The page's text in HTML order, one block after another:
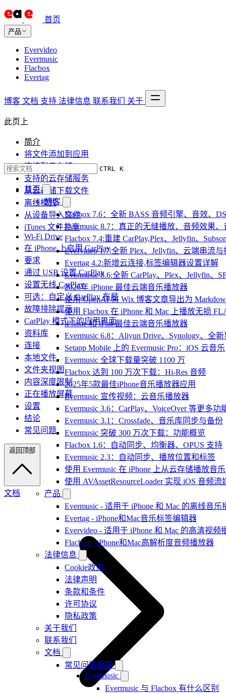
首页
产品
Evervideo
Evermusic
Flacbox
Evertag
博客 文档 支持 法律信息 联系我们 关于
CTRL K
首页
博客
Flacbox 7.6：全新 BASS 音频引擎、音效、
Evermusic 8.7：真正的无缝播放、音频效果
Flacbox 7.4:重建 CarPlay,Plex、Jellyfin、
Evervideo 1.7:全新 Plex、Jellyfin、云端串流
Evertag 4.2:新增云连接,标签编辑器设置详解
Evermusic 8.6:全新 CarPlay、Plex、Jellyfin、
2026年 iPhone 最佳云端音乐播放器
使用 OpenAI 将 Wix 博客文章导出为
使用 Flacbox 在 iPhone 和 Mac 上播放无损
iPhone 和 iPad 最佳云端音乐播放器
Evermusic 6.8：Aliyun Drive、Synology、全
Setapp Mobile 上的 Evermusic Pro：iOS 云音乐
Evermusic 全球下载量突破 1100 万
Flacbox 达到 100 万次下载：Hi-Res 音频
2025年5款最佳iPhone音乐播放器应用
Evermusic 宣传视频：云音乐播放器
Evermusic 3.6：CarPlay、VoiceOver 等更多功
Evermusic 3.1：Crossfade、音乐库同步与备份
Evermusic 突破 300 万次下载：功能概览
Flacbox 1.6：自动同步、均衡器、OPUS 支持
Evermusic 2.3：自动同步、播放位置和标签
使用 Evermusic 在 iPhone 上从云存储播放音乐
使用 AVAssetResourceLoader 实现 iOS 音频流
产品
Evermusic - 适用于 iPhone 和 Mac 的离线音乐
Evertag - iPhone和Mac音乐标签编辑器
Evervideo - 适用于 iPhone 和 Mac 的高清视频
Flacbox - iPhone和Mac高解析度音频播放器
法律信息
Cookie政策
法律声明
条款和条件
许可协议
隐私政策
关于我们
联系我们
文档
常见问题解答
Evermusic
Evermusic 与 Flacbox 有什么区别
此页上
简介
将文件添加到应用
连接到云存储
支持的云存储服务
从云存储下载文件
离线模式
从设备导入文件
iTunes 文件共享
Wi-Fi Drive
在 iPhone 上启用 CarPlay
要求
通过 USB 设置 CarPlay
设置无线 CarPlay
可选：自定义 CarPlay 布局
故障排除提示
CarPlay 模式下的应用界面
资料库
连接
本地文件
文件夹视图
内容深度限制
正在播放屏幕
设置
结论
常见问题
返回顶部
文档